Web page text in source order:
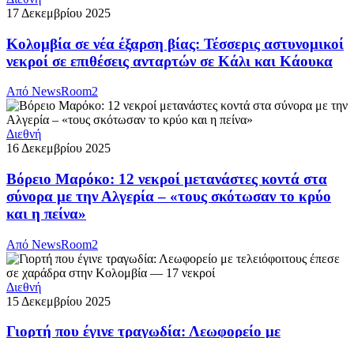
17 Δεκεμβρίου 2025
Κολομβία σε νέα έξαρση βίας: Τέσσερις αστυνομικοί
νεκροί σε επιθέσεις ανταρτών σε Κάλι και Κάουκα
Από NewsRoom2
Διεθνή
16 Δεκεμβρίου 2025
Βόρειο Μαρόκο: 12 νεκροί μετανάστες κοντά στα
σύνορα με την Αλγερία – «τους σκότωσαν το κρύο
και η πείνα»
Από NewsRoom2
Διεθνή
15 Δεκεμβρίου 2025
Γιορτή που έγινε τραγωδία: Λεωφορείο με